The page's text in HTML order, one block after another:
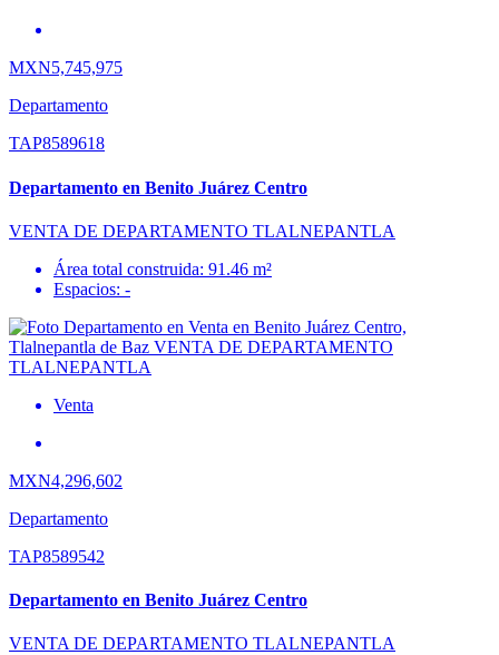
MXN5,745,975
Departamento
TAP8589618
Departamento en Benito Juárez Centro
VENTA DE DEPARTAMENTO TLALNEPANTLA
Área total construida: 91.46 m²
Espacios: -
Venta
MXN4,296,602
Departamento
TAP8589542
Departamento en Benito Juárez Centro
VENTA DE DEPARTAMENTO TLALNEPANTLA